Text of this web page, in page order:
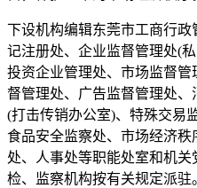
下设机构编辑东莞市工商行
记注册处、企业监督管理处(
投资企业管理处、市场监督
督管理处、广告监督管理处
(打击传销办公室)、特殊交易
食品安全监察处、市场经济
处、人事处等职能处室和机
检、监察机构按有关规定派驻